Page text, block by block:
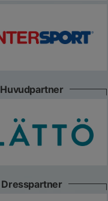
Huvudpartner
Dresspartner